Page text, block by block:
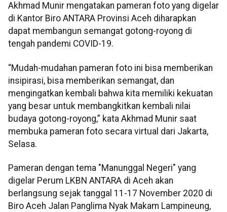
Akhmad Munir mengatakan pameran foto yang digelar
di Kantor Biro ANTARA Provinsi Aceh diharapkan
dapat membangun semangat gotong-royong di
tengah pandemi COVID-19.
“Mudah-mudahan pameran foto ini bisa memberikan
insipirasi, bisa memberikan semangat, dan
mengingatkan kembali bahwa kita memiliki kekuatan
yang besar untuk membangkitkan kembali nilai
budaya gotong-royong,” kata Akhmad Munir saat
membuka pameran foto secara virtual dari Jakarta,
Selasa.
Pameran dengan tema "Manunggal Negeri" yang
digelar Perum LKBN ANTARA di Aceh akan
berlangsung sejak tanggal 11-17 November 2020 di
Biro Aceh Jalan Panglima Nyak Makam Lampineung,